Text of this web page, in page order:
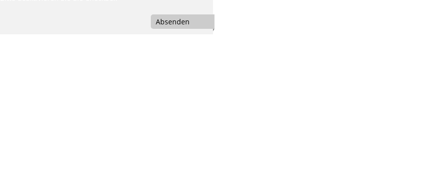
Absenden